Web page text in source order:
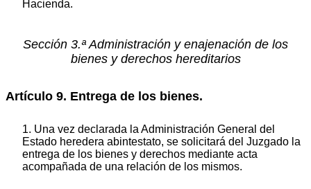
Hacienda.
Sección 3.ª Administración y enajenación de los
bienes y derechos hereditarios
Artículo 9. Entrega de los bienes.
1. Una vez declarada la Administración General del
Estado heredera abintestato, se solicitará del Juzgado la
entrega de los bienes y derechos mediante acta
acompañada de una relación de los mismos.